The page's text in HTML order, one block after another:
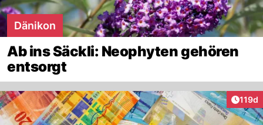
Dänikon
Ab ins Säckli: Neophyten gehören
entsorgt
119d